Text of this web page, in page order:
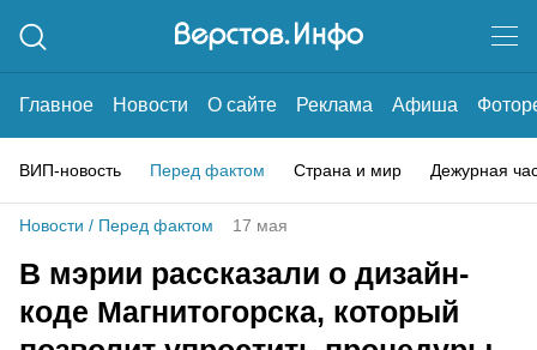
Главное Новости О сайте Реклама Афиша
ВИП-новость Перед фактом Страна и мир Дежурная
Новости / Перед фактом 17 мая
В мэрии рассказали о дизайн-
коде Магнитогорска, который